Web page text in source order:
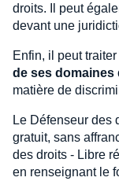
droits. Il peut
devant une
Enfin, il peut
de ses domaines
matière de
Le Défenseur des
gratuit, sans
des droits - Libre
en renseignant le